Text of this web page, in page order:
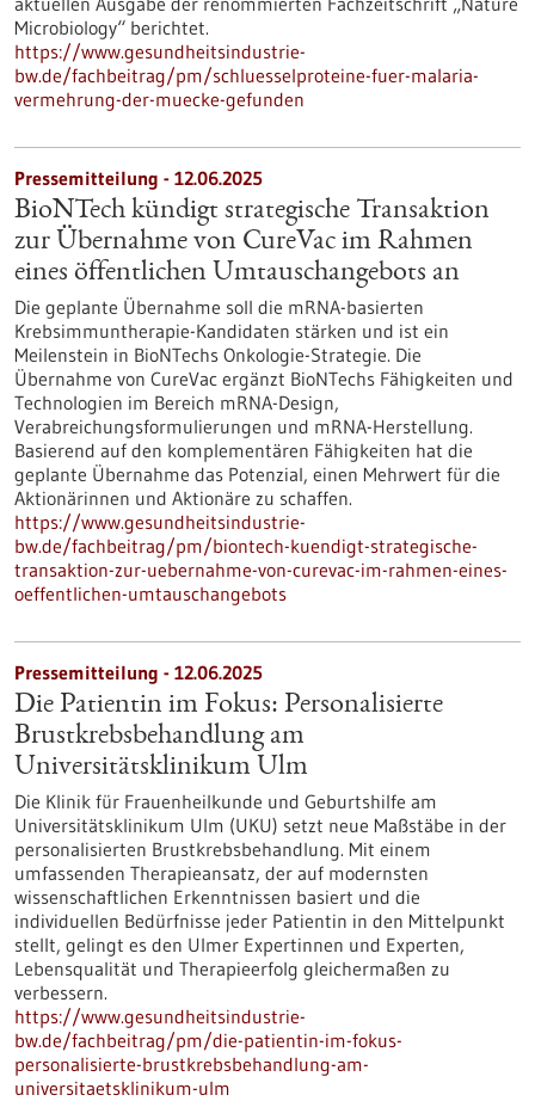
Microbiology“ berichtet.
https://www.gesundheitsindustrie-
bw.de/fachbeitrag/pm/schluesselproteine-fuer-malaria-
vermehrung-der-muecke-gefunden
Pressemitteilung - 12.06.2025
BioNTech kündigt strategische Transaktion
zur Übernahme von CureVac im Rahmen
eines öffentlichen Umtauschangebots an
Die geplante Übernahme soll die mRNA-basierten
Krebsimmuntherapie-Kandidaten stärken und ist ein
Meilenstein in BioNTechs Onkologie-Strategie. Die
Übernahme von CureVac ergänzt BioNTechs Fähigkeiten und
Technologien im Bereich mRNA-Design,
Verabreichungsformulierungen und mRNA-Herstellung.
Basierend auf den komplementären Fähigkeiten hat die
geplante Übernahme das Potenzial, einen Mehrwert für die
Aktionärinnen und Aktionäre zu schaffen.
https://www.gesundheitsindustrie-
bw.de/fachbeitrag/pm/biontech-kuendigt-strategische-
transaktion-zur-uebernahme-von-curevac-im-rahmen-eines-
oeffentlichen-umtauschangebots
Pressemitteilung - 12.06.2025
Die Patientin im Fokus: Personalisierte
Brustkrebsbehandlung am
Universitätsklinikum Ulm
Die Klinik für Frauenheilkunde und Geburtshilfe am
Universitätsklinikum Ulm (UKU) setzt neue Maßstäbe in der
personalisierten Brustkrebsbehandlung. Mit einem
umfassenden Therapieansatz, der auf modernsten
wissenschaftlichen Erkenntnissen basiert und die
individuellen Bedürfnisse jeder Patientin in den Mittelpunkt
stellt, gelingt es den Ulmer Expertinnen und Experten,
Lebensqualität und Therapieerfolg gleichermaßen zu
verbessern.
https://www.gesundheitsindustrie-
bw.de/fachbeitrag/pm/die-patientin-im-fokus-
personalisierte-brustkrebsbehandlung-am-
universitaetsklinikum-ulm